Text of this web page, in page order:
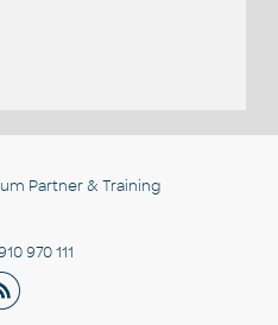
Partner & Training
970 111